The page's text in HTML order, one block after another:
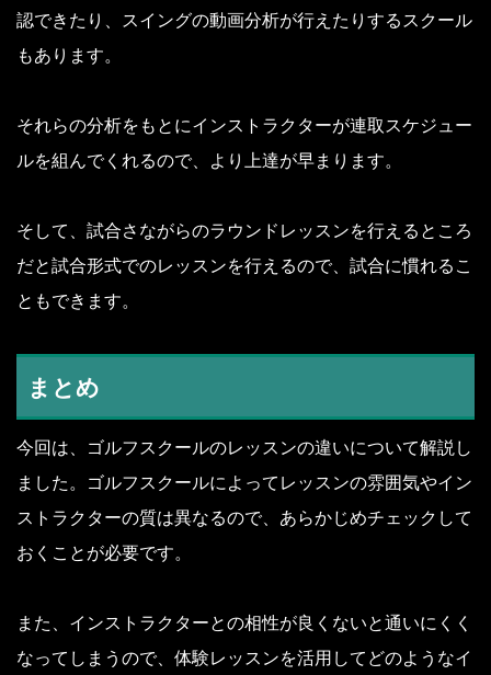
認できたり、スイングの動画分析が行えたりするスクール
もあります。
それらの分析をもとにインストラクターが連取スケジュー
ルを組んでくれるので、より上達が早まります。
そして、試合さながらのラウンドレッスンを行えるところ
だと試合形式でのレッスンを行えるので、試合に慣れるこ
ともできます。
まとめ
今回は、ゴルフスクールのレッスンの違いについて解説し
ました。ゴルフスクールによってレッスンの雰囲気やイン
ストラクターの質は異なるので、あらかじめチェックして
おくことが必要です。
また、インストラクターとの相性が良くないと通いにくく
なってしまうので、体験レッスンを活用してどのようなイ